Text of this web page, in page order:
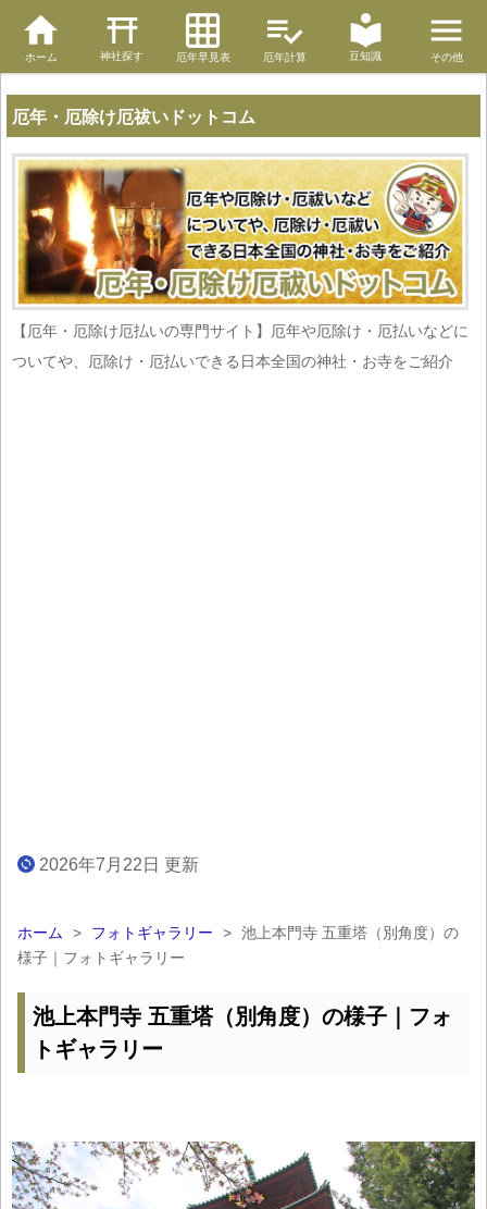
ホーム 神社探す 厄年早見表 厄年計算 豆知識 その他
厄年・厄除け厄祓いドットコム
【厄年・厄除け厄払いの専門サイト】厄年や厄除け・厄払いなどに
ついてや、厄除け・厄払いできる日本全国の神社・お寺をご紹介
2026年7月22日 更新
ホーム > フォトギャラリー > 池上本門寺 五重塔（別角度）の
様子｜フォトギャラリー
池上本門寺 五重塔（別角度）の様子｜フォ
トギャラリー